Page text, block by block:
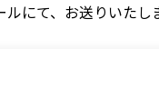
にて、お送りいたし